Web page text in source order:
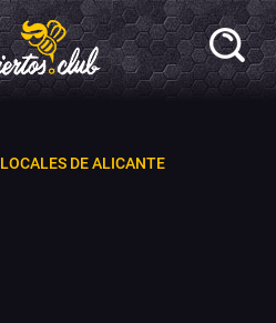
LOCALES DE ALICANTE